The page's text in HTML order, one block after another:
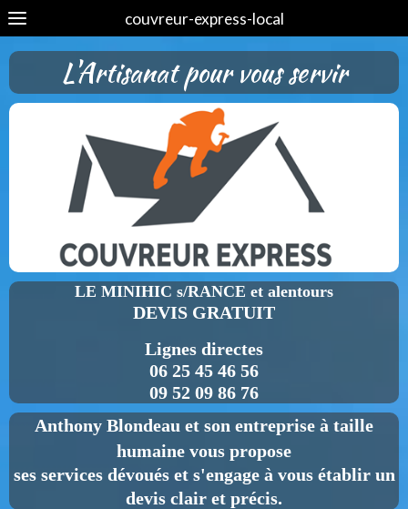
couvreur-express-local
L'Artisanat pour vous servir
LE MINIHIC s/RANCE et alentours
DEVIS GRATUIT
Lignes directes
06 25 45 46 56
09 52 09 86 76
Anthony Blondeau et son entreprise à taille
humaine vous propose
ses services dévoués et s'engage à vous établir un
devis clair et précis.